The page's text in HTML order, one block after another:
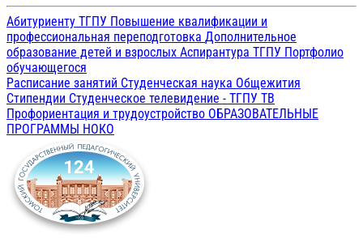
Абитуриенту ТГПУ Повышение квалификации и
профессиональная переподготовка Дополнительное
образование детей и взрослых Аспирантура ТГПУ Портфолио
обучающегося
Расписание занятий Студенческая наука Общежития
Стипендии Студенческое телевидение - ТГПУ ТВ
Профориентация и трудоустройство ОБРАЗОВАТЕЛЬНЫЕ
ПРОГРАММЫ НОКО